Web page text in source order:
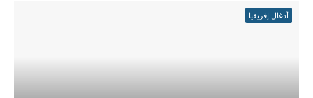
أدغال إفريقيا